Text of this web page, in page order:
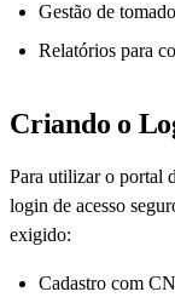
Gestão de
Relatórios para
Criando o
Para utilizar o portal
login de acesso
exigido:
Cadastro com